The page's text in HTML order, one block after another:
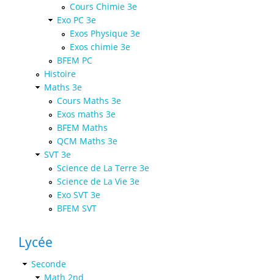
Cours Chimie 3e
Exo PC 3e
Exos Physique 3e
Exos chimie 3e
BFEM PC
Histoire
Maths 3e
Cours Maths 3e
Exos maths 3e
BFEM Maths
QCM Maths 3e
SVT 3e
Science de La Terre 3e
Science de La Vie 3e
Exo SVT 3e
BFEM SVT
Lycée
Seconde
Math 2nd